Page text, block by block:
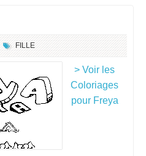
FILLE
> Voir les
Coloriages
pour Freya